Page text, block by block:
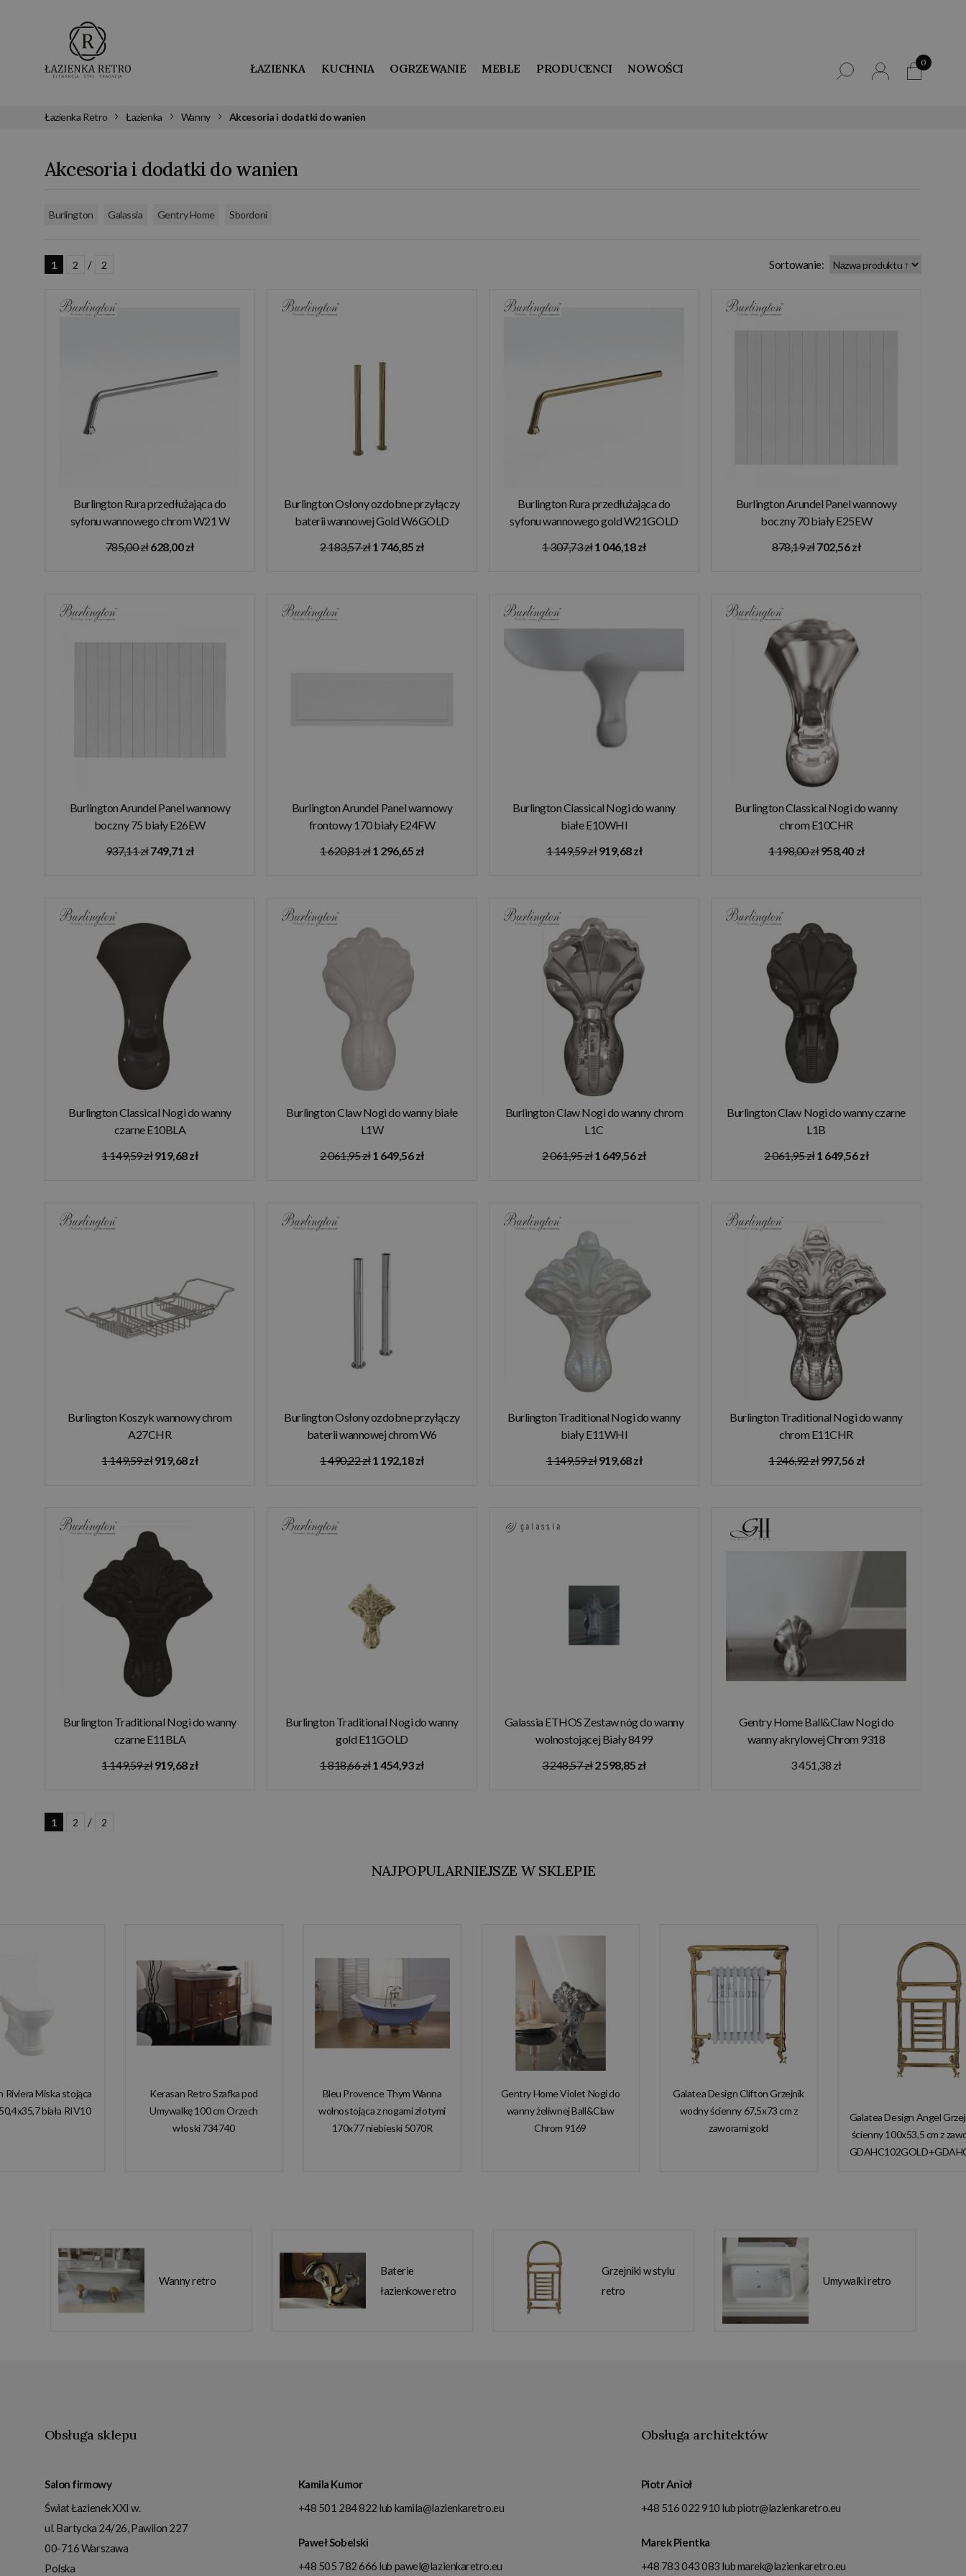
ŁAZIENKA KUCHNIA OGRZEWANIE MEBLE PRODUCENCI NOWOŚCI 0
Łazienka Retro Łazienka Wanny Akcesoria i dodatki do wanien
Akcesoria i dodatki do wanien
Burlington Galassia Gentry Home Sbordoni
1 2 / 2 Sortowanie:
Burlington Rura przedłużająca do
syfonu wannowego chrom W21 W
785,00 zł628,00 zł
Burlington Osłony ozdobne przyłączy
baterii wannowej Gold W6GOLD
2 183,57 zł1 746,85 zł
Burlington Rura przedłużająca do
syfonu wannowego gold W21GOLD
1 307,73 zł1 046,18 zł
Burlington Arundel Panel wannowy
boczny 70 biały E25EW
878,19 zł702,56 zł
Burlington Arundel Panel wannowy
boczny 75 biały E26EW
937,11 zł749,71 zł
Burlington Arundel Panel wannowy
frontowy 170 biały E24FW
1 620,81 zł1 296,65 zł
Burlington Classical Nogi do wanny
białe E10WHI
1 149,59 zł919,68 zł
Burlington Classical Nogi do wanny
chrom E10CHR
1 198,00 zł958,40 zł
Burlington Classical Nogi do wanny
czarne E10BLA
1 149,59 zł 919,68 zł
Burlington Claw Nogi do wanny białe
L1W
2 061,95 zł1 649,56 zł
Burlington Claw Nogi do wanny chrom
L1C
2 061,95 zł1 649,56 zł
Burlington Claw Nogi do wanny czarne
L1B
2 061,95 zł1 649,56 zł
Burlington Koszyk wannowy chrom
A27CHR
1 149,59 zł 919,68 zł
Burlington Osłony ozdobne przyłączy
baterii wannowej chrom W6
1 490,22 zł1 192,18 zł
Burlington Traditional Nogi do wanny
biały E11WHI
1 149,59 zł919,68 zł
Burlington Traditional Nogi do wanny
chrom E11CHR
1 246,92 zł997,56 zł
Burlington Traditional Nogi do wanny
czarne E11BLA
1 149,59 zł 919,68 zł
Burlington Traditional Nogi do wanny
gold E11GOLD
1 818,66 zł1 454,93 zł
Galassia ETHOS Zestaw nóg do wanny
wolnostojącej Biały 8499
3 248,57 zł2 598,85 zł
Gentry Home Ball&Claw Nogi do
wanny akrylowej Chrom 9318
3 451,38 zł
1 2 / 2
NAJPOPULARNIEJSZE W SKLEPIE
Riviera Miska stojąca
biała RIV10
Kerasan Retro Szafka pod
Umywalkę 100 cm Orzech
włoski 734740
Bleu Provence Thym Wanna
wolnostojąca z nogami złotymi
170x77 niebieski 5070R
Gentry Home Violet Nogi do
wanny żeliwnej Ball&Claw
Chrom 9169
Galatea Design Clifton Grzejnik
wodny ścienny 67,5x73 cm z
zaworami gold
Galatea Design Angel
ścienny 100x53,5 cm z
Wanny retro
Baterie
łazienkowe retro
Grzejniki w stylu
retro
Umywalki retro
Obsługa sklepu
Salon firmowy
Świat Łazienek XXI w.
ul. Bartycka 24/26, Pawilon 227
00-716Warszawa
Polska
Kamila Kumor
+48 501 284 822 lub kamila@lazienkaretro.eu
Paweł Sobelski
+48 505 782 666 lub pawel@lazienkaretro.eu
Obsługa architektów
Piotr Anioł
+48 516 022 910 lubpiotr@lazienkaretro.eu
Marek Pientka
+48 783 043 083 lubmarek@lazienkaretro.eu